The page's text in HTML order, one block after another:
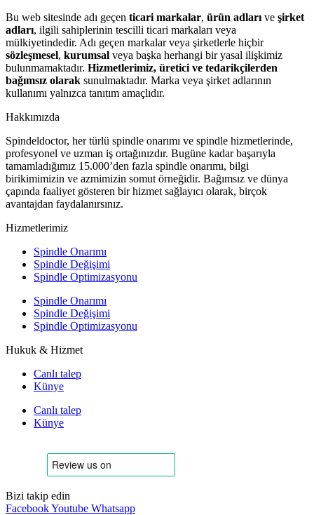
Bu web sitesinde adı geçen ticari markalar, ürün adları ve şirket
adları, ilgili sahiplerinin tescilli ticari markaları veya
mülkiyetindedir. Adı geçen markalar veya şirketlerle hiçbir
sözleşmesel, kurumsal veya başka herhangi bir yasal ilişkimiz
bulunmamaktadır. Hizmetlerimiz, üretici ve tedarikçilerden
bağımsız olarak sunulmaktadır. Marka veya şirket adlarının
kullanımı yalnızca tanıtım amaçlıdır.
Hakkımızda
Spindeldoctor, her türlü spindle onarımı ve spindle hizmetlerinde,
profesyonel ve uzman iş ortağınızdır. Bugüne kadar başarıyla
tamamladığımız 15.000’den fazla spindle onarımı, bilgi
birikimimizin ve azmimizin somut örneğidir. Bağımsız ve dünya
çapında faaliyet gösteren bir hizmet sağlayıcı olarak, birçok
avantajdan faydalanırsınız.
Hizmetlerimiz
Spindle Onarımı
Spindle Değişimi
Spindle Optimizasyonu
Spindle Onarımı
Spindle Değişimi
Spindle Optimizasyonu
Hukuk & Hizmet
Canlı talep
Künye
Canlı talep
Künye
Bizi takip edin
FacebookYoutube Whatsapp